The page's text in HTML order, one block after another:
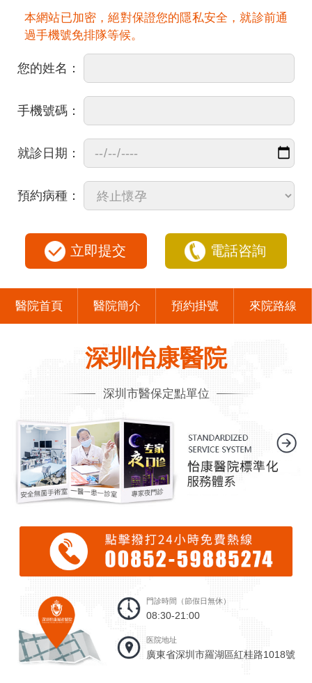
本網站已加密，絕對保證您的隱私安全，就診前通
過手機號免排隊等候。
您的姓名：
手機號碼：
就診日期：
預約病種：
立即提交 電話咨詢
醫院首頁 醫院簡介 預約掛號 來院路線
深圳怡康醫院
深圳市醫保定點單位
門診時間（節假日無休）
08:30-21:00
医院地址
廣東省深圳市羅湖區紅桂路1018號